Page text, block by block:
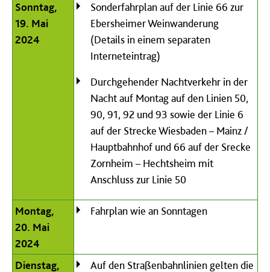
Sonntag,
19. Mai
2024
Sonderfahrplan auf der Linie 66 zur
Ebersheimer Weinwanderung
(Details in einem separaten
Interneteintrag)
Durchgehender Nachtverkehr in der
Nacht auf Montag auf den Linien 50,
90, 91, 92 und 93 sowie der Linie 6
auf der Strecke Wiesbaden – Mainz /
Hauptbahnhof und 66 auf der Srecke
Zornheim – Hechtsheim mit
Anschluss zur Linie 50
Montag,
20. Mai
2024
Fahrplan wie an Sonntagen
Dienstag,
Auf den Straßenbahnlinien gelten die